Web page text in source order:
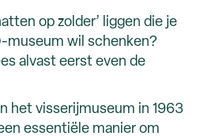
op zolder’ liggen die je
museum wil schenken?
alvast eerst even de
het visserijmuseum in 1963
essentiële manier om